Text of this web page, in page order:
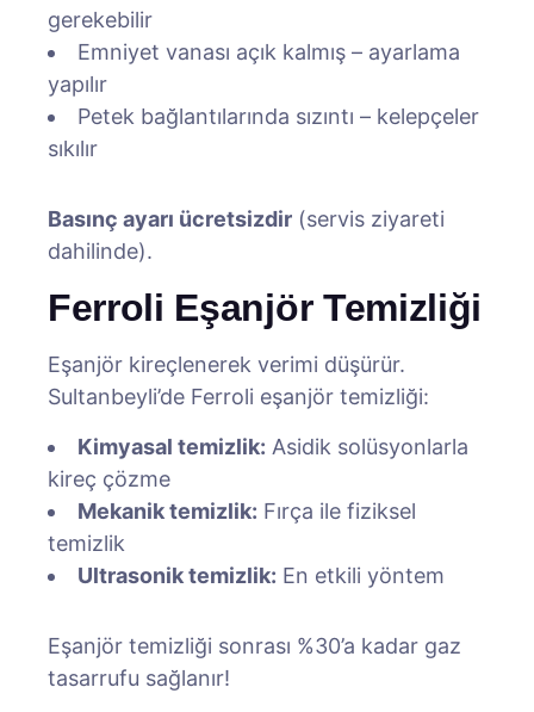
gerekebilir
Emniyet vanası açık kalmış – ayarlama
yapılır
Petek bağlantılarında sızıntı – kelepçeler
sıkılır
Basınç ayarı ücretsizdir (servis ziyareti
dahilinde).
Ferroli Eşanjör Temizliği
Eşanjör kireçlenerek verimi düşürür.
Sultanbeyli’de Ferroli eşanjör temizliği:
Kimyasal temizlik: Asidik solüsyonlarla
kireç çözme
Mekanik temizlik: Fırça ile fiziksel
temizlik
Ultrasonik temizlik: En etkili yöntem
Eşanjör temizliği sonrası %30’a kadar gaz
tasarrufu sağlanır!